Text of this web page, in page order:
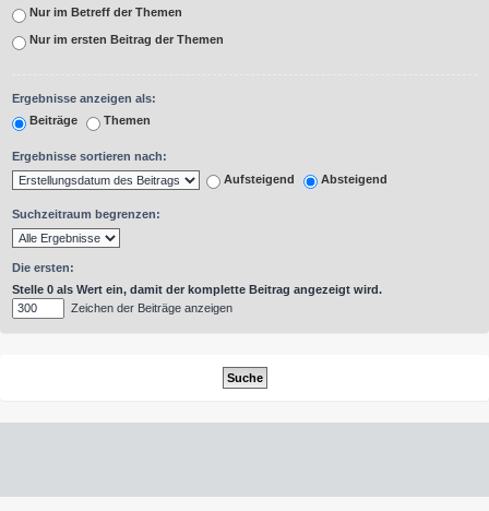
Nur im Betreff der Themen
Nur im ersten Beitrag der Themen
Ergebnisse anzeigen als:
Beiträge
Themen
Ergebnisse sortieren nach:
Aufsteigend
Absteigend
Suchzeitraum begrenzen:
Die ersten:
Stelle 0 als Wert ein, damit der komplette Beitrag angezeigt wird.
Zeichen der Beiträge anzeigen